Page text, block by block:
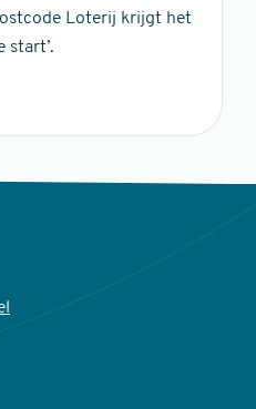
Loterij krijgt het
start’.